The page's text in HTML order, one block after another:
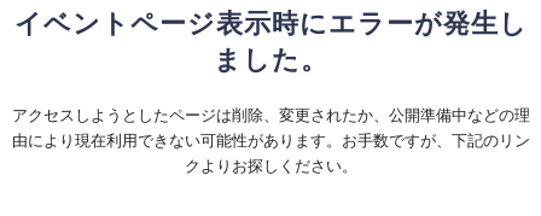
イベントページ表示時にエラーが発生し
ました。
アクセスしようとしたページは削除、変更されたか、公開準備中などの理
由により現在利用できない可能性があります。お手数ですが、下記のリン
クよりお探しください。